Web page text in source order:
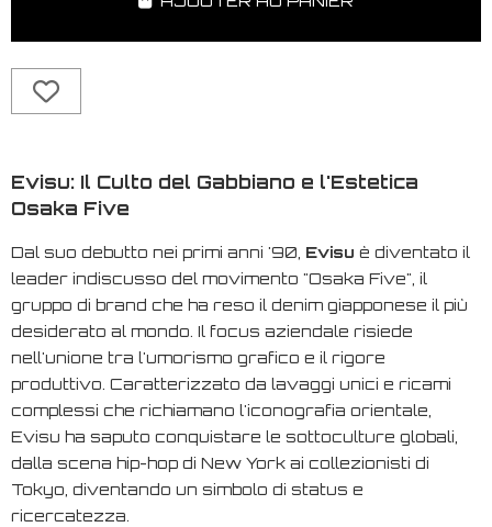
Evisu: Il Culto del Gabbiano e l'Estetica
Osaka Five
Dal suo debutto nei primi anni '90, Evisu è diventato il
leader indiscusso del movimento "Osaka Five", il
gruppo di brand che ha reso il denim giapponese il più
desiderato al mondo. Il focus aziendale risiede
nell'unione tra l'umorismo grafico e il rigore
produttivo. Caratterizzato da lavaggi unici e ricami
complessi che richiamano l'iconografia orientale,
Evisu ha saputo conquistare le sottoculture globali,
dalla scena hip-hop di New York ai collezionisti di
Tokyo, diventando un simbolo di status e
ricercatezza.